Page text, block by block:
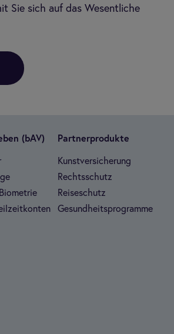
Sie sich auf das Wesentliche
(bAV) Part­ner­pro­dukte
Kunst­ver­si­che­rung
Rechts­schutz
Rei­se­schutz
Gesund­heits­pro­gramme